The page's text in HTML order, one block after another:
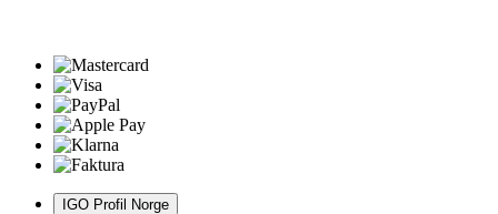
IGO Profil Norge